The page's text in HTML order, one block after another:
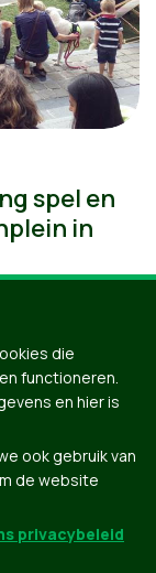
spel en
in
die
functioneren.
en hier is
ook gebruik van
de website
privacybeleid